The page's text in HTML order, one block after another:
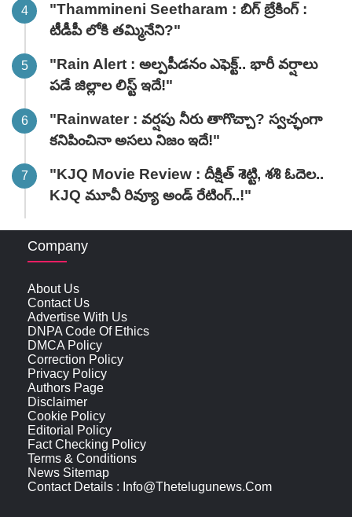
"Thammineni Seetharam : బిగ్ బ్రేకింగ్ :
టీడీపీ లోకి తమ్మినేని?"
"Rain Alert : అల్పపీడనం ఎఫెక్ట్.. భారీ వర్షాలు
పడే జిల్లాల లిస్ట్ ఇదే!"
"Rainwater : వర్షపు నీరు తాగొచ్చా? స్వచ్ఛంగా
కనిపించినా అసలు నిజం ఇదే!"
"KJQ Movie Review : దీక్షిత్ శెట్టి, శశి ఓదెల..
KJQ మూవీ రివ్యూ అండ్ రేటింగ్‌..!"
Company
About Us
Contact Us
Advertise With Us
DNPA Code Of Ethics
DMCA Policy
Correction Policy
Privacy Policy
Authors Page
Disclaimer
Cookie Policy
Editorial Policy
Fact Checking Policy
Terms & Conditions
News Sitemap
Contact Details : Info@thetelugunews.com